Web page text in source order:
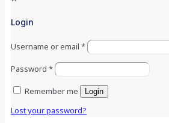
Login
Username or email *
Password *
Remember me
Login
Lost your password?